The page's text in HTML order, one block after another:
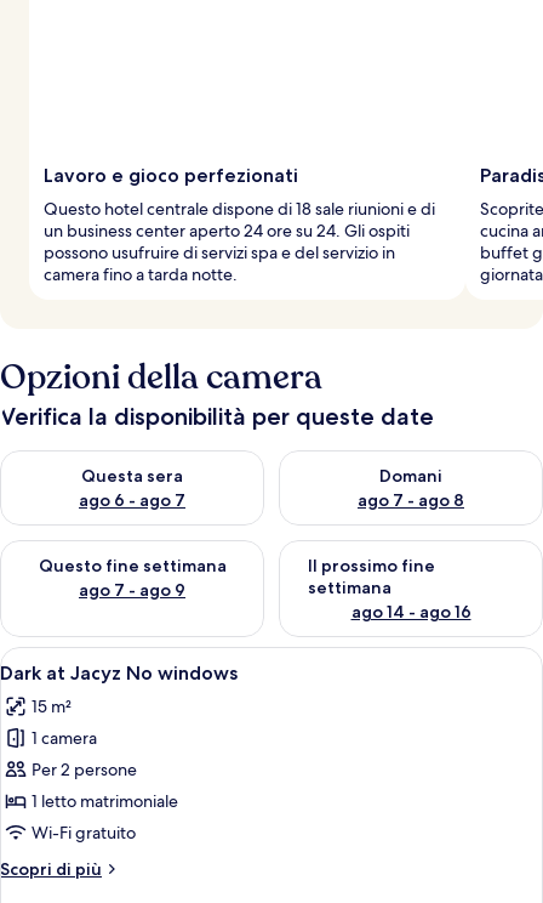
Lavoro e gioco perfezionati
Questo hotel centrale dispone di 18 sale riunioni e di
un business center aperto 24 ore su 24. Gli ospiti
possono usufruire di servizi spa e del servizio in
camera fino a tarda notte.
cucina
buffet
Opzioni della camera
Verifica la disponibilità per queste date
Questa sera
ago 6 - ago 7
Verifica la disponibilità per questa sera, ago 6 - ago 7
Domani
ago 7 - ago 8
Verifica la disponibilità per
Questo fine settimana
ago 7 - ago 9
Verifica la disponibilità per questo fine settimana, ago 7 - ago
Il prossimo fine
settimana
ago 14 - ago 16
Verifica la disponibilità per il
Apri
tutte
le
foto
per
Dark
at
No
Una camera d'albergo con un letto,
4
Dark at Jacyz No windows
15 m²
1 camera
Per 2 persone
1 letto matrimoniale
Wi-Fi gratuito
Scopri di più
Altri